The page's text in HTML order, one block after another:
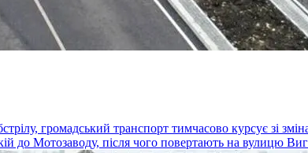
громадський транспорт тимчасово курсує зі
до Мотозаводу, після чого повертають на вулицю